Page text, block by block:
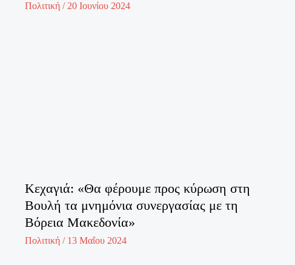
Πολιτική / 20 Ιουνίου 2024
Κεχαγιά: «Θα φέρουμε προς κύρωση στη
Βουλή τα μνημόνια συνεργασίας με τη
Βόρεια Μακεδονία»
Πολιτική / 13 Μαΐου 2024